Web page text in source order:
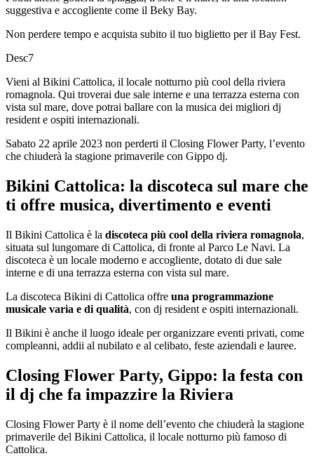
suggestiva e accogliente come il Beky Bay.
Non perdere tempo e acquista subito il tuo biglietto per il Bay Fest.
Desc7
Vieni al Bikini Cattolica, il locale notturno più cool della riviera
romagnola. Qui troverai due sale interne e una terrazza esterna con
vista sul mare, dove potrai ballare con la musica dei migliori dj
resident e ospiti internazionali.
Sabato 22 aprile 2023 non perderti il Closing Flower Party, l’evento
che chiuderà la stagione primaverile con Gippo dj.
Bikini Cattolica: la discoteca sul mare che
ti offre musica, divertimento e eventi
Il Bikini Cattolica è la discoteca più cool della riviera romagnola,
situata sul lungomare di Cattolica, di fronte al Parco Le Navi. La
discoteca è un locale moderno e accogliente, dotato di due sale
interne e di una terrazza esterna con vista sul mare.
La discoteca Bikini di Cattolica offre una programmazione
musicale varia e di qualità, con dj resident e ospiti internazionali.
Il Bikini è anche il luogo ideale per organizzare eventi privati, come
compleanni, addii al nubilato e al celibato, feste aziendali e lauree.
Closing Flower Party, Gippo: la festa con
il dj che fa impazzire la Riviera
Closing Flower Party è il nome dell’evento che chiuderà la stagione
primaverile del Bikini Cattolica, il locale notturno più famoso di
Cattolica.